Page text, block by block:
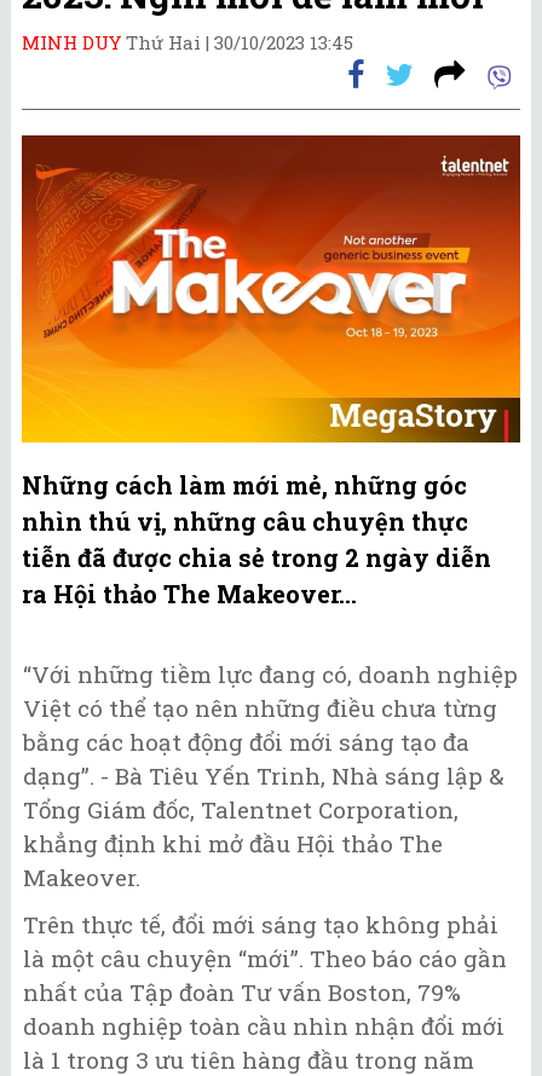
MINH DUY Thứ Hai | 30/10/2023 13:45
Những cách làm mới mẻ, những góc
nhìn thú vị, những câu chuyện thực
tiễn đã được chia sẻ trong 2 ngày diễn
ra Hội thảo The Makeover...
“Với những tiềm lực đang có, doanh nghiệp
Việt có thể tạo nên những điều chưa từng
bằng các hoạt động đổi mới sáng tạo đa
dạng”. - Bà Tiêu Yến Trinh, Nhà sáng lập &
Tổng Giám đốc, Talentnet Corporation,
khẳng định khi mở đầu Hội thảo The
Makeover.
Trên thực tế, đổi mới sáng tạo không phải
là một câu chuyện “mới”. Theo báo cáo gần
nhất của Tập đoàn Tư vấn Boston, 79%
doanh nghiệp toàn cầu nhìn nhận đổi mới
là 1 trong 3 ưu tiên hàng đầu trong năm